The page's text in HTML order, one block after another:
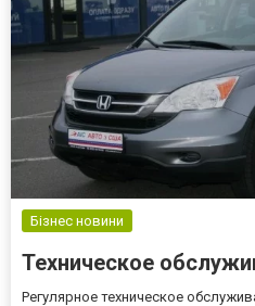
Бізнес новини
Техническое
Регулярное техническое